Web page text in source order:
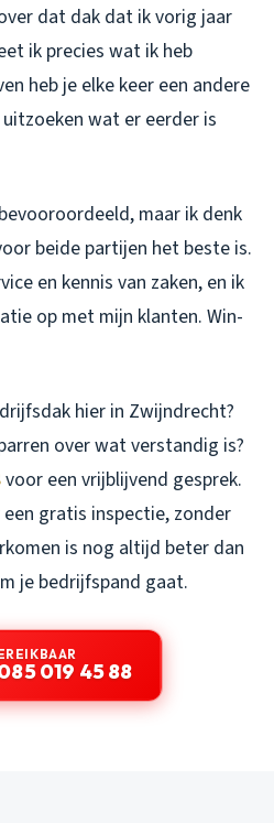
dat dak dat ik vorig jaar
ik precies wat ik heb
heb je elke keer een andere
wat er eerder is
maar ik denk
beide partijen het beste is.
en kennis van zaken, en ik
op met mijn klanten. Win-
hier in Zwijndrecht?
over wat verstandig is?
voor een vrijblijvend gesprek.
gratis inspectie, zonder
is nog altijd beter dan
je bedrijfspand gaat.
019 45 88